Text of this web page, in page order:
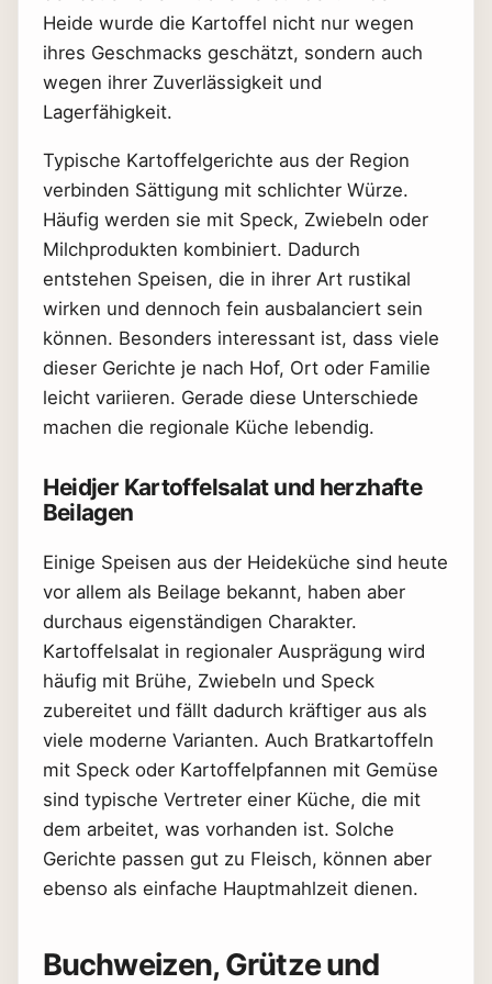
Heide wurde die Kartoffel nicht nur wegen
ihres Geschmacks geschätzt, sondern auch
wegen ihrer Zuverlässigkeit und
Lagerfähigkeit.
Typische Kartoffelgerichte aus der Region
verbinden Sättigung mit schlichter Würze.
Häufig werden sie mit Speck, Zwiebeln oder
Milchprodukten kombiniert. Dadurch
entstehen Speisen, die in ihrer Art rustikal
wirken und dennoch fein ausbalanciert sein
können. Besonders interessant ist, dass viele
dieser Gerichte je nach Hof, Ort oder Familie
leicht variieren. Gerade diese Unterschiede
machen die regionale Küche lebendig.
Heidjer Kartoffelsalat und herzhafte
Beilagen
Einige Speisen aus der Heideküche sind heute
vor allem als Beilage bekannt, haben aber
durchaus eigenständigen Charakter.
Kartoffelsalat in regionaler Ausprägung wird
häufig mit Brühe, Zwiebeln und Speck
zubereitet und fällt dadurch kräftiger aus als
viele moderne Varianten. Auch Bratkartoffeln
mit Speck oder Kartoffelpfannen mit Gemüse
sind typische Vertreter einer Küche, die mit
dem arbeitet, was vorhanden ist. Solche
Gerichte passen gut zu Fleisch, können aber
ebenso als einfache Hauptmahlzeit dienen.
Buchweizen, Grütze und